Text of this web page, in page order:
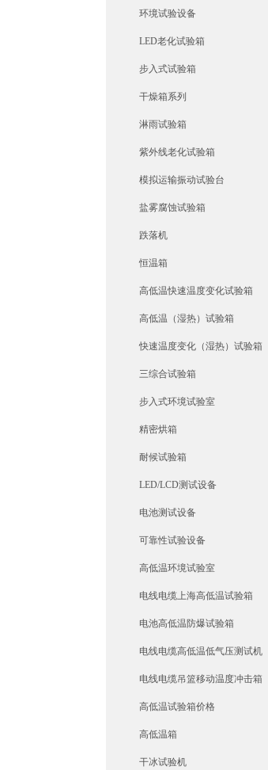
环境试验设备
LED老化试验箱
步入式试验箱
干燥箱系列
淋雨试验箱
紫外线老化试验箱
模拟运输振动试验台
盐雾腐蚀试验箱
跌落机
恒温箱
高低温快速温度变化试验箱
高低温（湿热）试验箱
快速温度变化（湿热）试验箱
三综合试验箱
步入式环境试验室
精密烘箱
耐候试验箱
LED/LCD测试设备
电池测试设备
可靠性试验设备
高低温环境试验室
电线电缆上海高低温试验箱
电池高低温防爆试验箱
电线电缆高低温低气压测试机
电线电缆吊篮移动温度冲击箱
高低温试验箱价格
高低温箱
干冰试验机